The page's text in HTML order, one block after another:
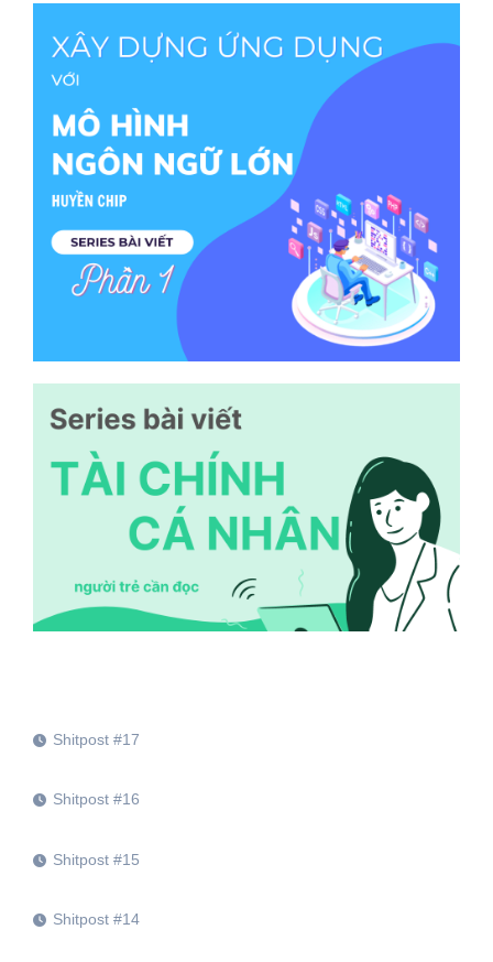
Shitpost #17
Shitpost #16
Shitpost #15
Shitpost #14